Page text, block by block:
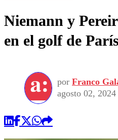
Niemann y
en el golf de
por Franco
agosto 02, 2024